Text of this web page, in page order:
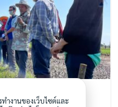
คนทาม” ร่วมกับนัก
ำงานของเว็บไซต์และ